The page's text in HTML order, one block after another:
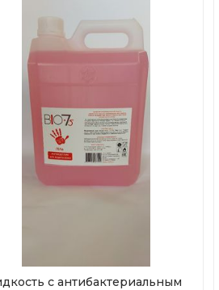
с антибактериальным